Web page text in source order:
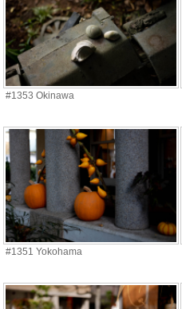
#1353 Okinawa
#1351 Yokohama